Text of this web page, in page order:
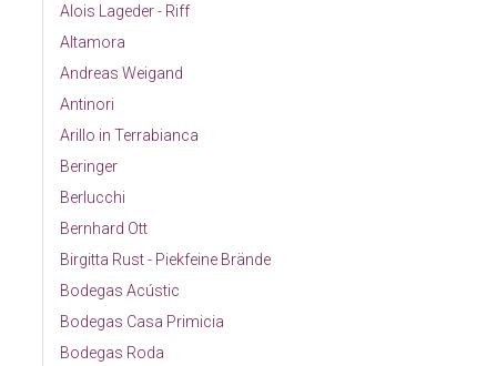
Alois Lageder - Riff
Altamora
Andreas Weigand
Antinori
Arillo in Terrabianca
Beringer
Berlucchi
Bernhard Ott
Birgitta Rust - Piekfeine Brände
Bodegas Acústic
Bodegas Casa Primicia
Bodegas Roda